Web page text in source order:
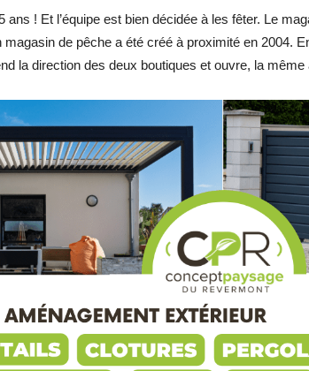
ans ! Et l’équipe est bien décidée à les fêter. Le
de pêche a été créé à proximité en 2004.
la direction des deux boutiques et ouvre, la même